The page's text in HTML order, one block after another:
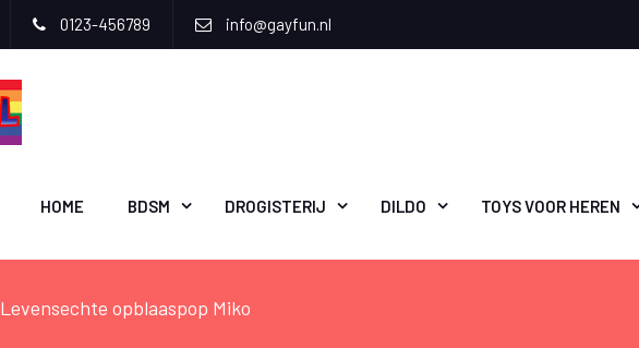
0123-456789 info@gayfun.nl
HOME BDSM DROGISTERIJ DILDO TOYS VOOR HEREN
Levensechte opblaaspop Miko